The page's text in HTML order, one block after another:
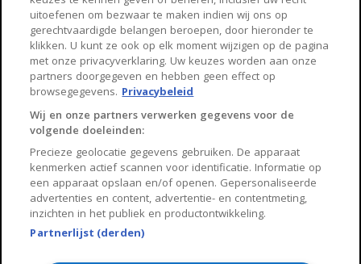
Huisnet
Over Huisnet
Algemene voorwaarden
Privacybeleid
Contact
Sitemap
Copyright 2026, Huisnet is onderdeel van Property Portals
uitoefenen om bezwaar te maken indien wij ons op
gerechtvaardigde belangen beroepen, door hieronder te
klikken. U kunt ze ook op elk moment wijzigen op de pagina
met onze privacyverklaring. Uw keuzes worden aan onze
partners doorgegeven en hebben geen effect op
browsegegevens. Privacybeleid
Wij en onze partners verwerken gegevens voor de
volgende doeleinden:
Precieze geolocatie gegevens gebruiken. De apparaat
kenmerken actief scannen voor identificatie. Informatie op
een apparaat opslaan en/of openen. Gepersonaliseerde
advertenties en content, advertentie- en contentmeting,
inzichten in het publiek en productontwikkeling.
Partnerlijst (derden)